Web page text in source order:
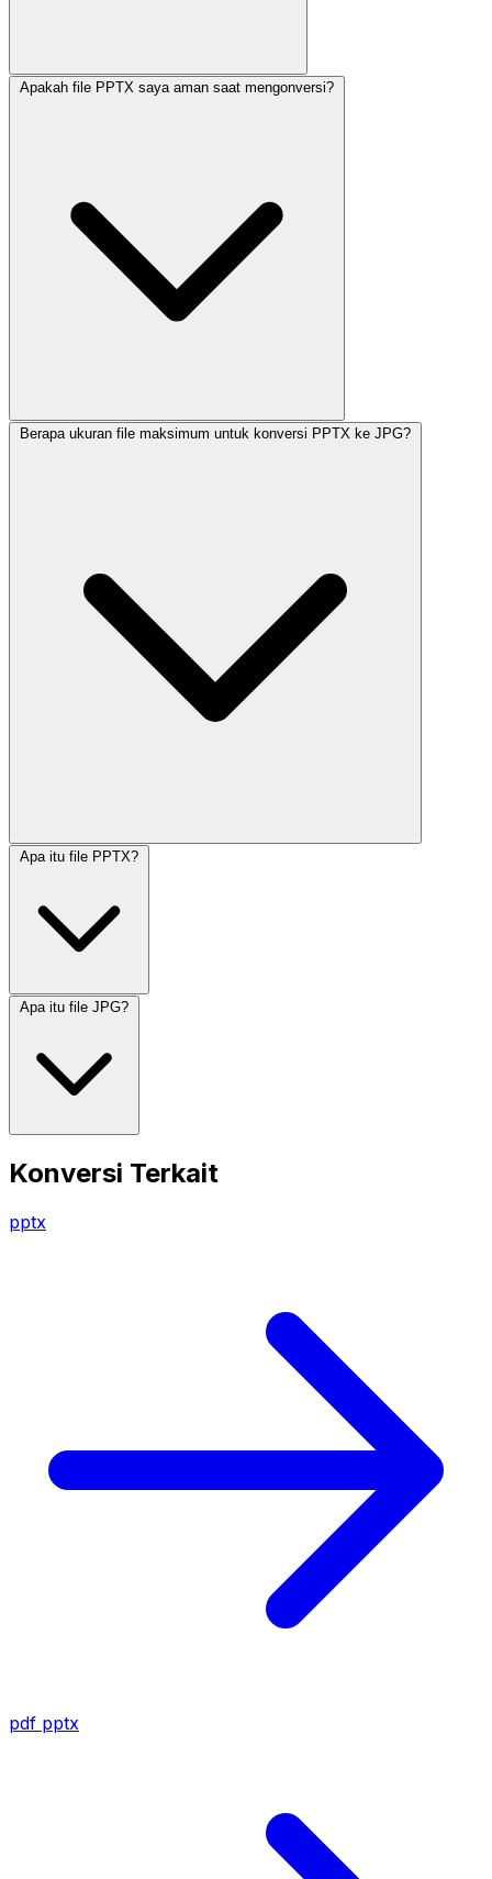
Apakah file PPTX saya aman saat mengonversi?
Berapa ukuran file maksimum untuk konversi PPTX ke JPG?
Apa itu file PPTX?
Apa itu file JPG?
Konversi Terkait
pptx
pdf pptx